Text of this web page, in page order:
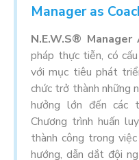
Manager as
N.E.W.S® Manager
pháp thực tiễn, có
với mục tiêu phát
chức trở thành những
hưởng lớn đến các
Chương trình huấn
thành công trong
hướng, dẫn dắt đội